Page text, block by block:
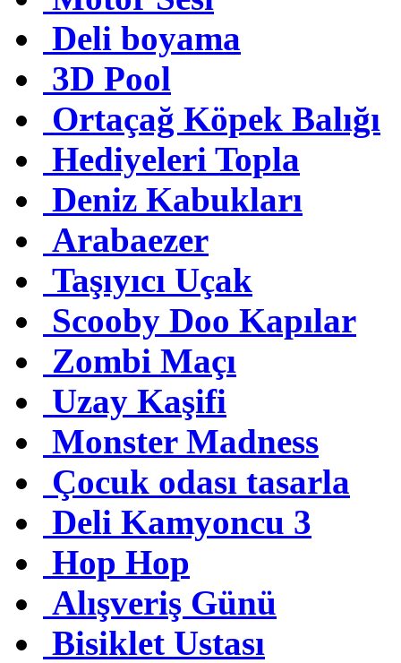
Deli boyama
3D Pool
Ortaçağ Köpek Balığı
Hediyeleri Topla
Deniz Kabukları
Arabaezer
Taşıyıcı Uçak
Scooby Doo Kapılar
Zombi Maçı
Uzay Kaşifi
Monster Madness
Çocuk odası tasarla
Deli Kamyoncu 3
Hop Hop
Alışveriş Günü
Bisiklet Ustası